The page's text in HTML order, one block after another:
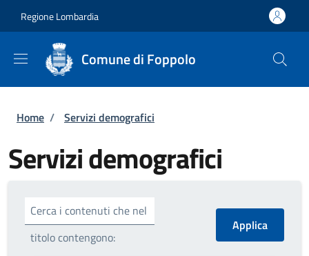
Regione Lombardia
Comune di Foppolo
Briciole di pane
Home / Servizi demografici
Servizi demografici
Cerca i contenuti che nel
titolo contengono: